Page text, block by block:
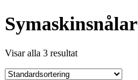
Symaskinsnålar
Visar alla 3 resultat